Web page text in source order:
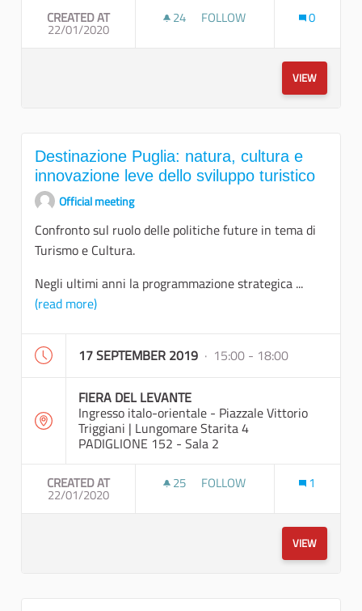
CREATED AT
22/01/2020
24 24 FOLLOWERS
FOLLOW 0
VIEW
Destinazione Puglia: natura, cultura e
innovazione leve dello sviluppo turistico
Official meeting
Confronto sul ruolo delle politiche future in tema di
Turismo e Cultura.
Negli ultimi anni la programmazione strategica ...
(read more)
17 SEPTEMBER 2019 · 15:00 - 18:00
FIERA DEL LEVANTE
Ingresso italo-orientale - Piazzale Vittorio
Triggiani | Lungomare Starita 4
PADIGLIONE 152 - Sala 2
CREATED AT
22/01/2020
25 25 FOLLOWERS
FOLLOW 1
VIEW